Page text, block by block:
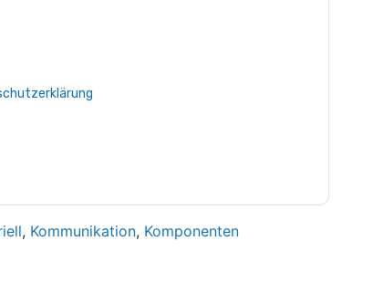
, Kommunikation, Komponenten